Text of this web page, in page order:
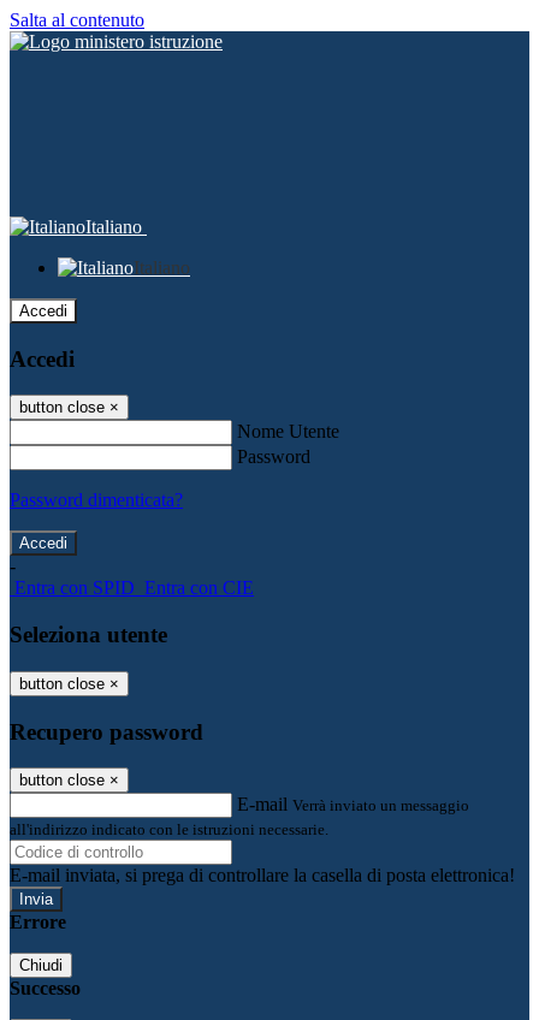
Salta al contenuto
Italiano
Italiano
Accedi
Accedi
button close ×
Nome Utente
Password
Password dimenticata?
-
Entra con SPID Entra con CIE
Seleziona utente
button close ×
Recupero password
button close ×
E-mail Verrà inviato un messaggio
all'indirizzo indicato con le istruzioni necessarie.
E-mail inviata, si prega di controllare la casella di posta elettronica!
Errore
Chiudi
Successo